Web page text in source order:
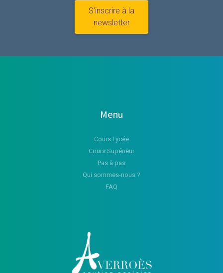
S’inscrire à la
newsletter
Menu
Cours Lycée
Cours Supérieur
Pas à pas
Qui sommes-nous ?
FAQ